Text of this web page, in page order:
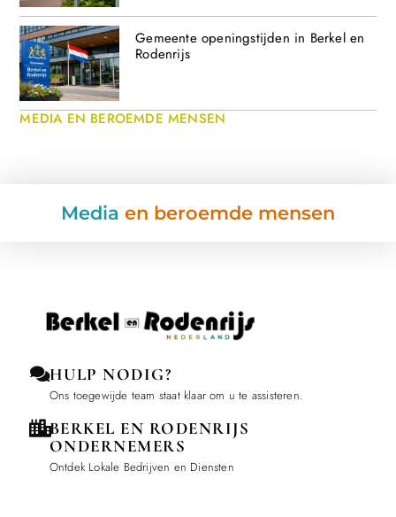
Gemeente openingstijden in Berkel en
Rodenrijs
MEDIA EN BEROEMDE MENSEN
Media en beroemde mensen
HULP NODIG?
Ons toegewijde team staat klaar om u te assisteren.
BERKEL EN RODENRIJS
ONDERNEMERS
Ontdek Lokale Bedrijven en Diensten